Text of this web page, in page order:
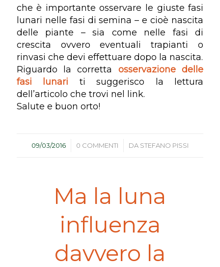
che è importante osservare le giuste fasi
lunari nelle fasi di semina – e cioè nascita
delle piante – sia come nelle fasi di
crescita ovvero eventuali trapianti o
rinvasi che devi effettuare dopo la nascita.
Riguardo la corretta osservazione delle
fasi lunari ti suggerisco la lettura
dell’articolo che trovi nel link.
Salute e buon orto!
09/03/2016
/ 0 COMMENTI
/ DA STEFANO PISSI
Ma la luna
influenza
davvero la